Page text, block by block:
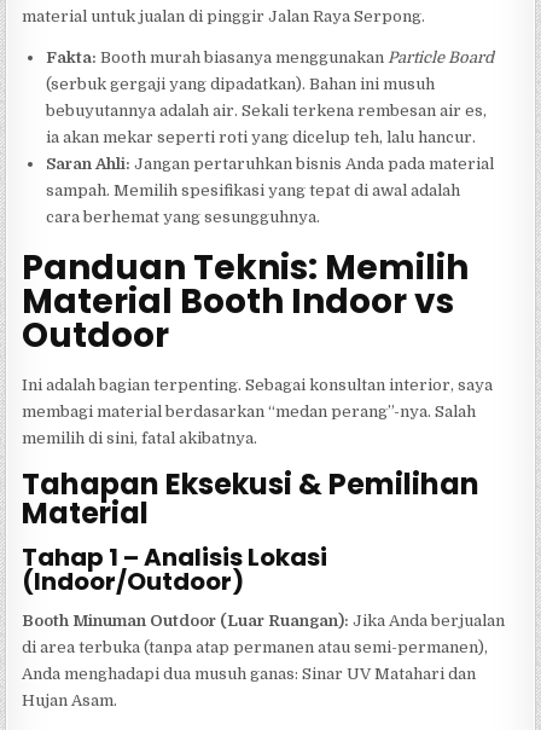
material untuk jualan di pinggir Jalan Raya Serpong.
Fakta: Booth murah biasanya menggunakan Particle Board
(serbuk gergaji yang dipadatkan). Bahan ini musuh
bebuyutannya adalah air. Sekali terkena rembesan air es,
ia akan mekar seperti roti yang dicelup teh, lalu hancur.
Saran Ahli: Jangan pertaruhkan bisnis Anda pada material
sampah. Memilih spesifikasi yang tepat di awal adalah
cara berhemat yang sesungguhnya.
Panduan Teknis: Memilih
Material Booth Indoor vs
Outdoor
Ini adalah bagian terpenting. Sebagai konsultan interior, saya
membagi material berdasarkan “medan perang”-nya. Salah
memilih di sini, fatal akibatnya.
Tahapan Eksekusi & Pemilihan
Material
Tahap 1 – Analisis Lokasi
(Indoor/Outdoor)
Booth Minuman Outdoor (Luar Ruangan): Jika Anda berjualan
di area terbuka (tanpa atap permanen atau semi-permanen),
Anda menghadapi dua musuh ganas: Sinar UV Matahari dan
Hujan Asam.